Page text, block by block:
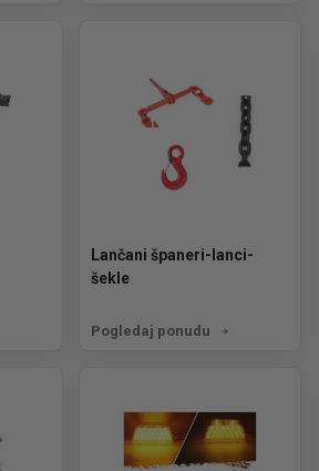
Lančani španeri-lanci-
šekle
Pogledaj ponudu